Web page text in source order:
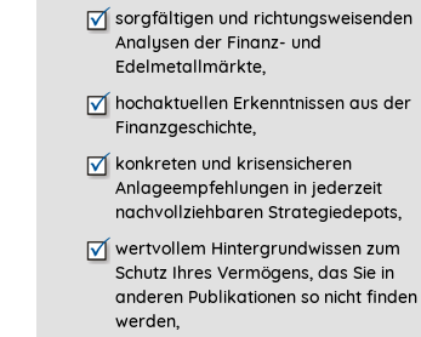
sorgfältigen und richtungsweisenden
Analysen der Finanz- und
Edelmetallmärkte,
hochaktuellen Erkenntnissen aus der
Finanzgeschichte,
konkreten und krisensicheren
Anlageempfehlungen in jederzeit
nachvollziehbaren Strategiedepots,
wertvollem Hintergrundwissen zum
Schutz Ihres Vermögens, das Sie in
anderen Publikationen so nicht finden
werden,